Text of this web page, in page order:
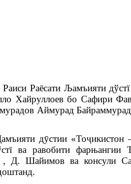
Раиси Раёсати Љамъияти
Хайруллоев бо Сафири
Аймурад
амъияти дӯстии «Тоҷикистон
ва равобити
, Д. Шайимов ва консули